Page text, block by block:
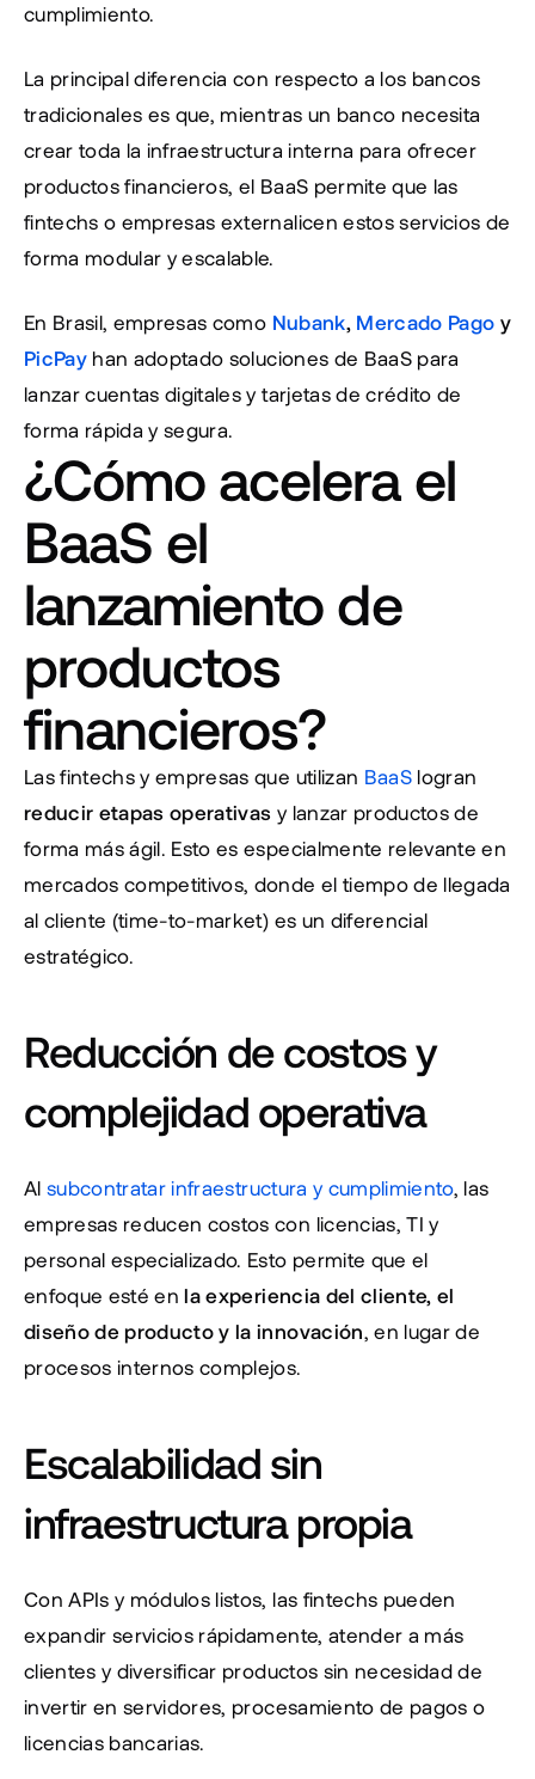
cumplimiento.
La principal diferencia con respecto a los bancos
tradicionales es que, mientras un banco necesita
crear toda la infraestructura interna para ofrecer
productos financieros, el BaaS permite que las
fintechs o empresas externalicen estos servicios de
forma modular y escalable.
En Brasil, empresas como Nubank, Mercado Pago
PicPay han adoptado soluciones de BaaS para
lanzar cuentas digitales y tarjetas de crédito de
forma rápida y segura.
¿Cómo acelera el
BaaS el
lanzamiento de
productos
financieros?
Las fintechs y empresas que utilizan BaaS
reducir etapas operativas y lanzar productos de
forma más ágil. Esto es especialmente relevante en
mercados competitivos, donde el tiempo de llegada
al cliente (time-to-market) es un diferencial
estratégico.
Reducción de costos y
complejidad operativa
Al subcontratar infraestructura y cumplimiento, las
empresas reducen costos con licencias, TI y
personal especializado. Esto permite que el
enfoque esté en la experiencia del cliente, el
diseño de producto y la innovación, en lugar de
procesos internos complejos.
Escalabilidad sin
infraestructura propia
Con APIs y módulos listos, las fintechs pueden
expandir servicios rápidamente, atender a más
clientes y diversificar productos sin necesidad de
invertir en servidores, procesamiento de pagos o
licencias bancarias.